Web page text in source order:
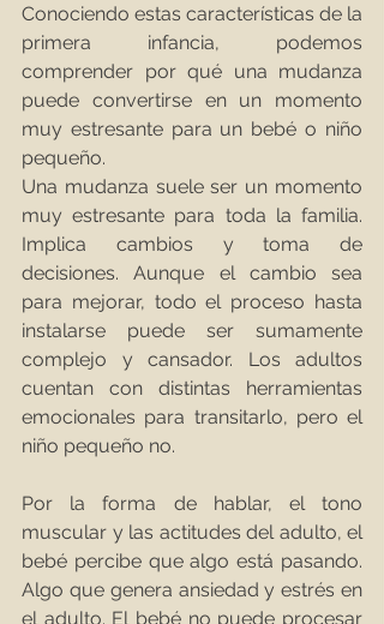
Conociendo estas características de la
primera infancia, podemos
comprender por qué una mudanza
puede convertirse en un momento
muy estresante para un bebé o niño
pequeño.
Una mudanza suele ser un momento
muy estresante para toda la familia.
Implica cambios y toma de
decisiones. Aunque el cambio sea
para mejorar, todo el proceso hasta
instalarse puede ser sumamente
complejo y cansador. Los adultos
cuentan con distintas herramientas
emocionales para transitarlo, pero el
niño pequeño no.
Por la forma de hablar, el tono
muscular y las actitudes del adulto, el
bebé percibe que algo está pasando.
Algo que genera ansiedad y estrés en
el adulto. El bebé no puede procesar